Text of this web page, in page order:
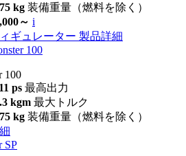
kg 装備重量（燃料を除く）
～ i
ギュレーター 製品詳細
100
100
ps 最高出力
kgm 最大トルク
kg 装備重量（燃料を除く）
SP